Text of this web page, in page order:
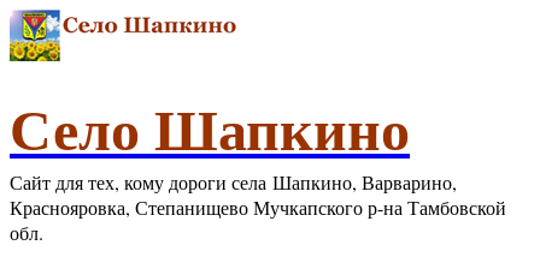
Село Шапкино
Сайт для тех, кому дороги села Шапкино, Варварино,
Краснояровка, Степанищево Мучкапского р-на Тамбовской
обл.